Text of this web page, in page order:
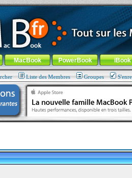
100% nomade !
menu général-Aller au menu de la
MacBook PowerBook iBook
Liste des Membres Groupes